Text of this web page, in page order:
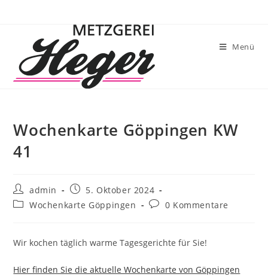
Menü
Wochenkarte Göppingen KW
41
admin
5. Oktober 2024
Wochenkarte Göppingen
0 Kommentare
Wir kochen täglich warme Tagesgerichte für Sie!
Hier finden Sie die aktuelle Wochenkarte von Göppingen